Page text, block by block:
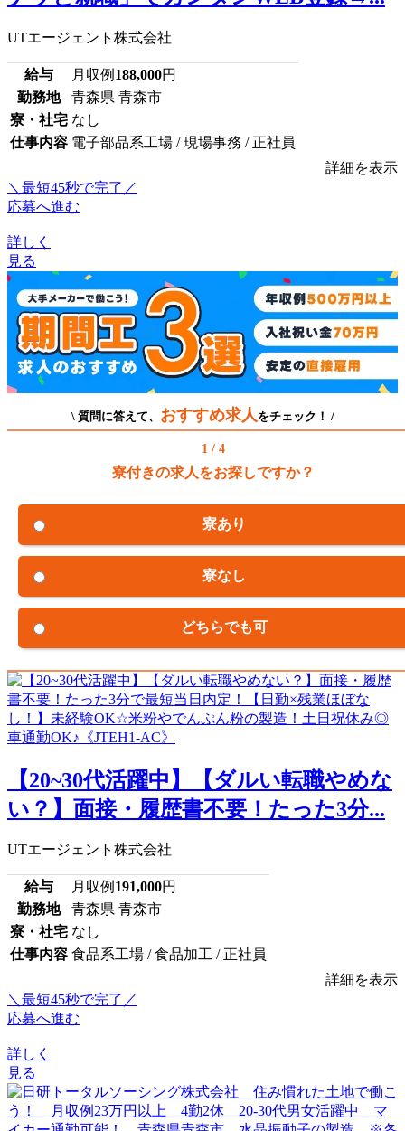
UTエージェント株式会社
給与 月収例 188,000円
勤務地
青森県 青森市
寮・社宅 なし
仕事内容 電子部品系工場 / 現場事務 / 正社員
詳細を表示
＼最短45秒で完了／
応募へ進む
詳しく
見る
\ 質問に答えて、 おすすめ求人 をチェック！ /
1 / 4
寮付きの求人をお探しですか？
寮あり
寮なし
どちらでも可
【20~30代活躍中】【ダルい転職やめな
い？】面接・履歴書不要！たった3分...
UTエージェント株式会社
給与 月収例 191,000円
勤務地
青森県 青森市
寮・社宅 なし
仕事内容 食品系工場 / 食品加工 / 正社員
詳細を表示
＼最短45秒で完了／
応募へ進む
詳しく
見る